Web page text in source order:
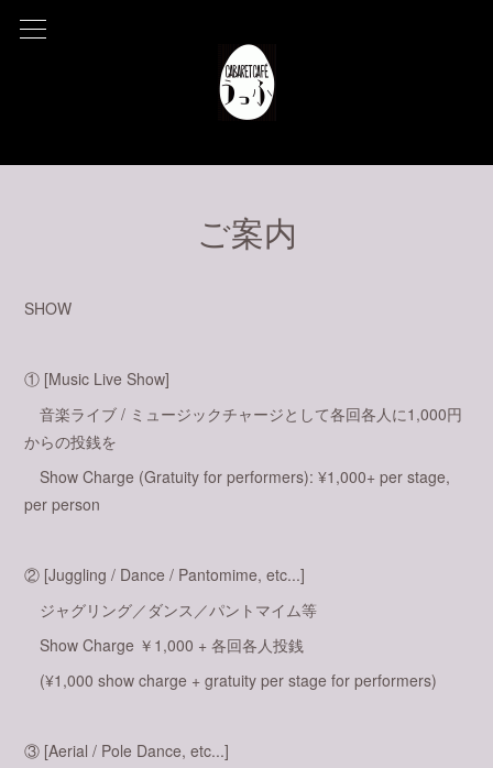
ご案内
SHOW
① [Music Live Show]
音楽ライブ / ミュージックチャージとして各回各人に1,000円
からの投銭を
Show Charge (Gratuity for performers): ¥1,000+ per stage,
per person
② [Juggling / Dance / Pantomime, etc...]
ジャグリング／ダンス／パントマイム等
Show Charge ￥1,000 + 各回各人投銭
(¥1,000 show charge + gratuity per stage for performers)
③ [Aerial / Pole Dance, etc...]